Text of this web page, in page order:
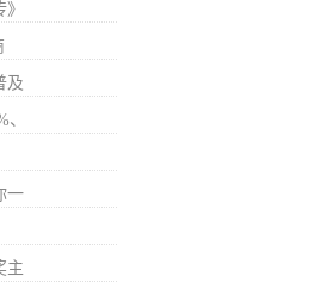
及
一
主